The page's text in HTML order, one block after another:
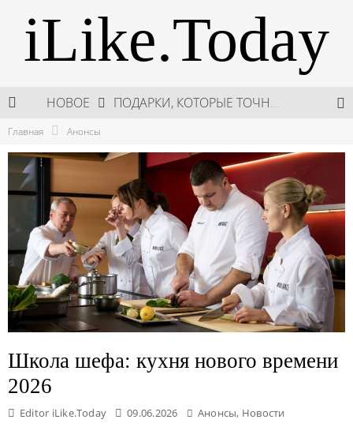
iLike.Today
НОВОЕ ПОДАРКИ, КОТОРЫЕ ТОЧНО ПОРАДУЮТ БЛИЗКИХ В МАЙСКИЕ ПРАЗДНИКИ
ШКОЛА ШЕФА: КУХНЯ НОВОГО ВРЕМЕНИ 2026
Главная Анонсы
Школа шефа: кухня нового времени
2026
Editor iLike.Today 09.06.2026 Анонсы, Новости